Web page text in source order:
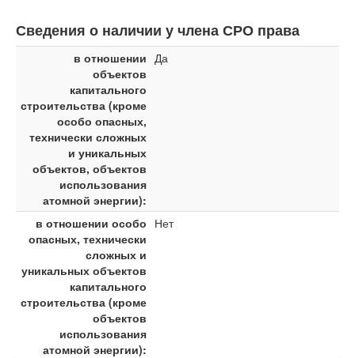
Сведения о наличии у члена СРО права
в отношении
объектов
капитального
строительства (кроме
особо опасных,
технически сложных
и уникальных
объектов, объектов
использования
атомной энергии):
Да
в отношении особо
опасных, технически
сложных и
уникальных объектов
капитального
строительства (кроме
объектов
использования
атомной энергии):
Нет